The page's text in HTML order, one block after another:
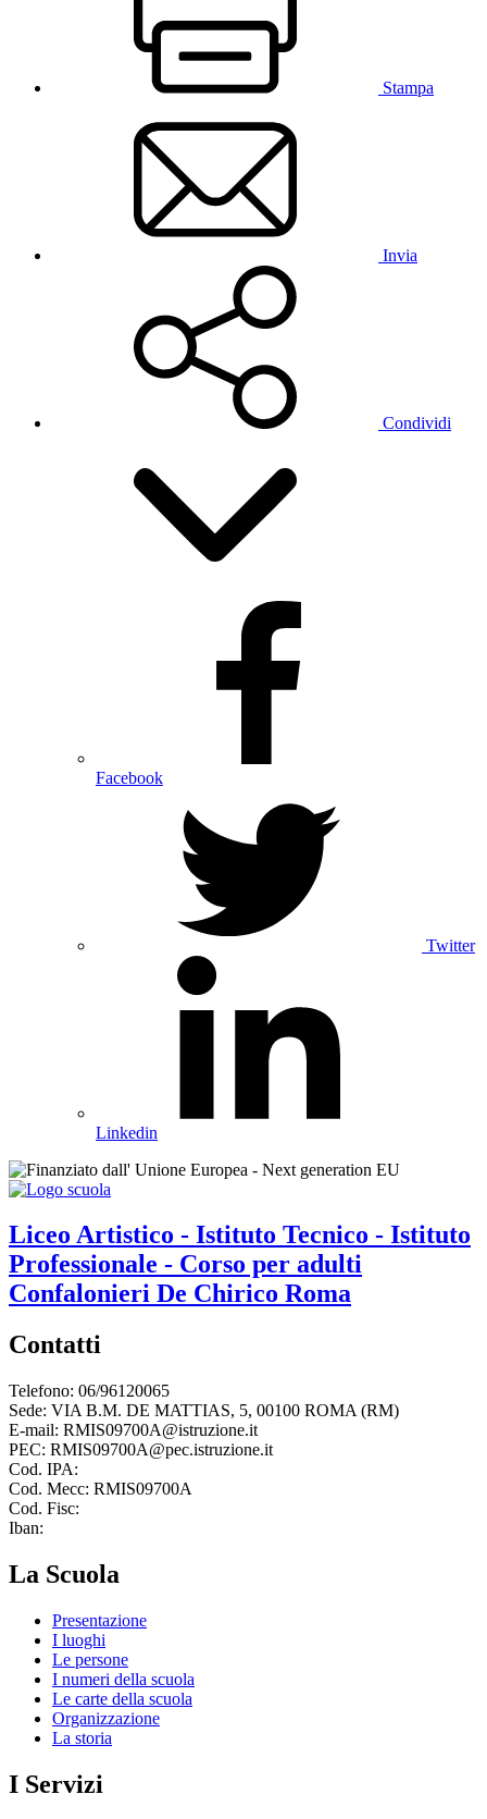
Stampa
Invia
Condividi
Facebook
Twitter
Linkedin
Liceo Artistico - Istituto Tecnico - Istituto
Professionale - Corso per adulti
Confalonieri De Chirico Roma
Contatti
Telefono: 06/96120065
Sede: VIA B.M. DE MATTIAS, 5, 00100 ROMA (RM)
E-mail: RMIS09700A@istruzione.it
PEC: RMIS09700A@pec.istruzione.it
Cod. IPA:
Cod. Mecc: RMIS09700A
Cod. Fisc:
Iban:
La Scuola
Presentazione
I luoghi
Le persone
I numeri della scuola
Le carte della scuola
Organizzazione
La storia
I Servizi